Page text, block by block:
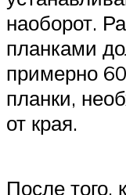
наоборот.
планками
примерно
планки,
от края.
После того,